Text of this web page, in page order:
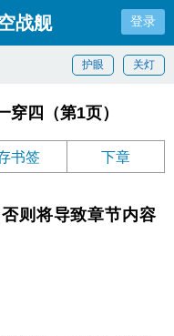
战舰 登录
关灯
护眼
四（第1页）
书签 下章
则将导致章节内容